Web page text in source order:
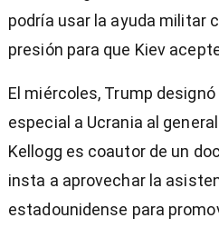
podría usar la ayuda militar
presión para que Kiev
El miércoles, Trump
especial a Ucrania al
Kellogg es coautor de un
insta a aprovechar la
estadounidense para